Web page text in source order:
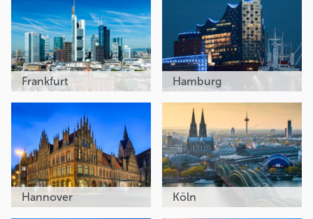
Frankfurt Hamburg
Hannover Köln